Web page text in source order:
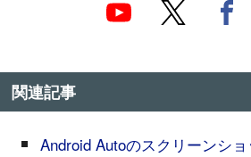
関連記事
Android Autoのスクリーンシ